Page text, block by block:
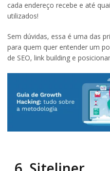
cada endereço recebe e até
utilizados!
Sem dúvidas, essa é uma das
para quem quer entender um
de SEO, link building e